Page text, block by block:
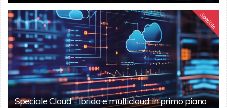
Speciale
Speciale Cloud - Ibrido e multicloud in primo piano